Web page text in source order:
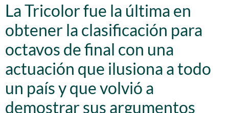
La Tricolor fue la última en
obtener la clasificación para
octavos de final con una
actuación que ilusiona a todo
un país y que volvió a
demostrar sus argumentos